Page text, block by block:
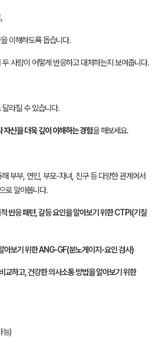
이해하도록 돕습니다.
사람이 어떻게 반응하고 대처하는지 보여줍니다.
라질 수 있습니다.
자신을 더욱 깊이 이해하는 경험을 해보세요.
부부, 연인, 부모-자녀, 친구 등 다양한 관계에서
로 알아봅니다.
반응 패턴, 갈등 요인을 알아보기 위한CTPI (기질
아보기 위한ANG-GF(분노게이지-요인 검사)
교하고, 건강한 의사소통 방법을 알아보기 위한
능)